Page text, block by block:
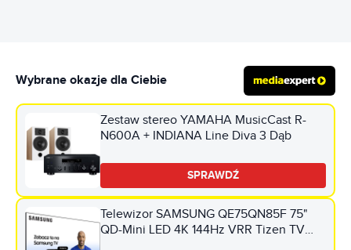
Wybrane okazje dla Ciebie
Zestaw stereo YAMAHA MusicCast R-
N600A + INDIANA Line Diva 3 Dąb
SPRAWDŹ
Telewizor SAMSUNG QE75QN85F 75"
QD-Mini LED 4K 144Hz VRR Tizen TV